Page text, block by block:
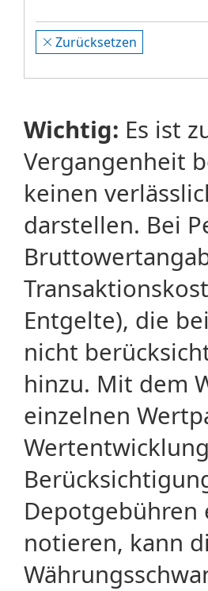
Zurücksetzen
Wichtig: Es ist
Vergangenheit
keinen
darstellen. Bei
Entgelte), die
nicht
hinzu. Mit dem
einzelnen
Depotgebühren
notieren, kann